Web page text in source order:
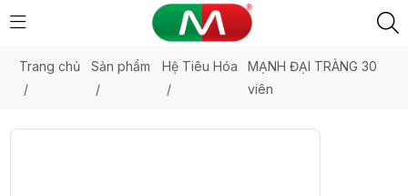
Trang chủ
/
Sản phẩm
/
Hệ Tiêu Hóa
/
MẠNH ĐẠI TRÀNG 30
viên